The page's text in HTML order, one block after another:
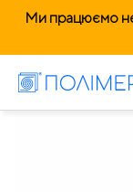
Ми працюємо